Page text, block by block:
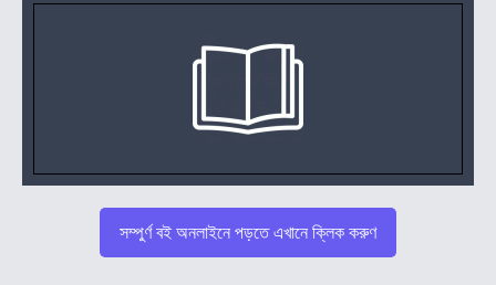
সম্পুর্ণ বই অনলাইনে পড়তে এখানে ক্লিক করুণ